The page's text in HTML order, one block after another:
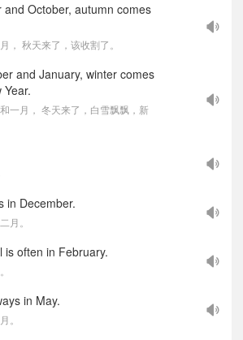
October, autumn comes
， 秋天来了，该收割了。
and January, winter comes
一月， 冬天来了，白雪飘飘，新
in December.
月。
is often in February.
in May.
。